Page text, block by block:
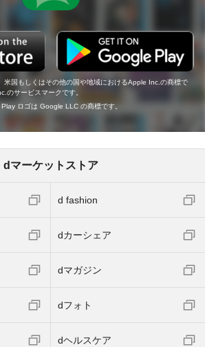
国もしくはその他の国や地域におけるApple Inc.の商標で
のサービスマークです。
ロゴは Google LLC の商標です。
dマーケットストア
d fashion
dカーシェア
dマガジン
dフォト
dヘルスケア